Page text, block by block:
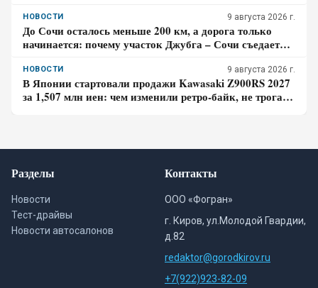
НОВОСТИ 9 августа 2026 г.
До Сочи осталось меньше 200 км, а дорога только
начинается: почему участок Джубга – Сочи съедает
НОВОСТИ 9 августа 2026 г.
В Японии стартовали продажи Kawasaki Z900RS 2027
за 1,507 млн иен: чем изменили ретро-байк, не трогая
Разделы
Новости
Тест-драйвы
Новости автосалонов
Контакты
ООО «Фогран»
г. Киров, ул.Молодой Гвардии,
д.82
redaktor@gorodkirov.ru
+7(922)923-82-09